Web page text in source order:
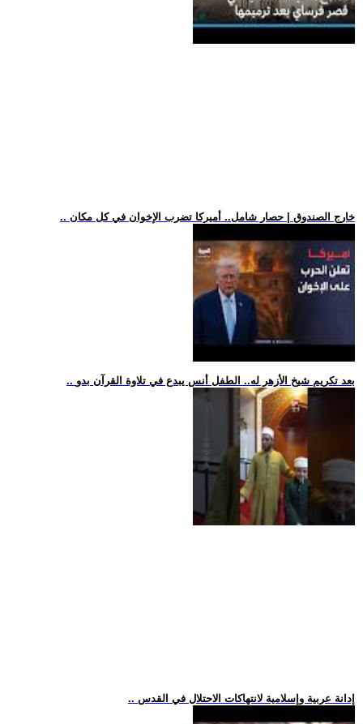
.. خارج الصندوق | حصار شامل.. أميركا تضرب الإخوان في كل مكان
.. بعد تكريم شيخ الأزهر له.. الطفل أنس يبدع في تلاوة القرآن بدو
.. إدانة عربية وإسلامية لانتهاكات الاحتلال في القدس